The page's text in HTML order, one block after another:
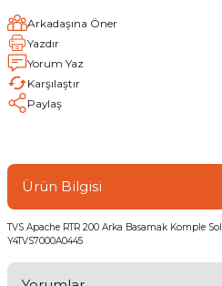
Arkadaşına Öner
Yazdır
Yorum Yaz
Karşılaştır
Paylaş
Ürün Bilgisi
TVS Apache RTR 200 Arka Basamak Komple Sol
Y4TVS7000A0445